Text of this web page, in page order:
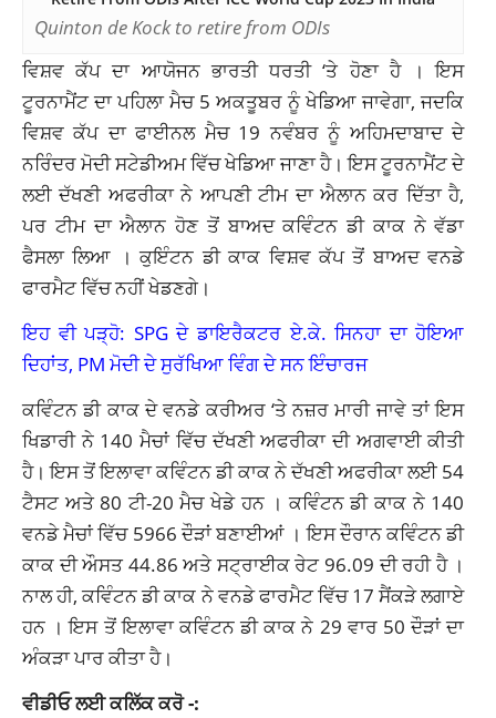
Quinton de Kock to retire from ODIs
ਵਿਸ਼ਵ ਕੱਪ ਦਾ ਆਯੋਜਨ ਭਾਰਤੀ ਧਰਤੀ ‘ਤੇ ਹੋਣਾ ਹੈ । ਇਸ
ਟੂਰਨਾਮੈਂਟ ਦਾ ਪਹਿਲਾ ਮੈਚ 5 ਅਕਤੂਬਰ ਨੂੰ ਖੇਡਿਆ ਜਾਵੇਗਾ, ਜਦਕਿ
ਵਿਸ਼ਵ ਕੱਪ ਦਾ ਫਾਈਨਲ ਮੈਚ 19 ਨਵੰਬਰ ਨੂੰ ਅਹਿਮਦਾਬਾਦ ਦੇ
ਨਰਿੰਦਰ ਮੋਦੀ ਸਟੇਡੀਅਮ ਵਿੱਚ ਖੇਡਿਆ ਜਾਣਾ ਹੈ। ਇਸ ਟੂਰਨਾਮੈਂਟ ਦੇ
ਲਈ ਦੱਖਣੀ ਅਫਰੀਕਾ ਨੇ ਆਪਣੀ ਟੀਮ ਦਾ ਐਲਾਨ ਕਰ ਦਿੱਤਾ ਹੈ,
ਪਰ ਟੀਮ ਦਾ ਐਲਾਨ ਹੋਣ ਤੋਂ ਬਾਅਦ ਕਵਿੰਟਨ ਡੀ ਕਾਕ ਨੇ ਵੱਡਾ
ਫੈਸਲਾ ਲਿਆ । ਕੁਇੰਟਨ ਡੀ ਕਾਕ ਵਿਸ਼ਵ ਕੱਪ ਤੋਂ ਬਾਅਦ ਵਨਡੇ
ਫਾਰਮੈਟ ਵਿੱਚ ਨਹੀਂ ਖੇਡਣਗੇ।
ਇਹ ਵੀ ਪੜ੍ਹੋ: SPG ਦੇ ਡਾਇਰੈਕਟਰ ਏ.ਕੇ. ਸਿਨਹਾ ਦਾ ਹੋਇਆ
ਦਿਹਾਂਤ, PM ਮੋਦੀ ਦੇ ਸੁਰੱਖਿਆ ਵਿੰਗ ਦੇ ਸਨ ਇੰਚਾਰਜ
ਕਵਿੰਟਨ ਡੀ ਕਾਕ ਦੇ ਵਨਡੇ ਕਰੀਅਰ ‘ਤੇ ਨਜ਼ਰ ਮਾਰੀ ਜਾਵੇ ਤਾਂ ਇਸ
ਖਿਡਾਰੀ ਨੇ 140 ਮੈਚਾਂ ਵਿੱਚ ਦੱਖਣੀ ਅਫਰੀਕਾ ਦੀ ਅਗਵਾਈ ਕੀਤੀ
ਹੈ। ਇਸ ਤੋਂ ਇਲਾਵਾ ਕਵਿੰਟਨ ਡੀ ਕਾਕ ਨੇ ਦੱਖਣੀ ਅਫਰੀਕਾ ਲਈ 54
ਟੈਸਟ ਅਤੇ 80 ਟੀ-20 ਮੈਚ ਖੇਡੇ ਹਨ । ਕਵਿੰਟਨ ਡੀ ਕਾਕ ਨੇ 140
ਵਨਡੇ ਮੈਚਾਂ ਵਿੱਚ 5966 ਦੌੜਾਂ ਬਣਾਈਆਂ । ਇਸ ਦੌਰਾਨ ਕਵਿੰਟਨ ਡੀ
ਕਾਕ ਦੀ ਔਸਤ 44.86 ਅਤੇ ਸਟ੍ਰਾਈਕ ਰੇਟ 96.09 ਦੀ ਰਹੀ ਹੈ ।
ਨਾਲ ਹੀ, ਕਵਿੰਟਨ ਡੀ ਕਾਕ ਨੇ ਵਨਡੇ ਫਾਰਮੈਟ ਵਿੱਚ 17 ਸੈਂਕੜੇ ਲਗਾਏ
ਹਨ । ਇਸ ਤੋਂ ਇਲਾਵਾ ਕਵਿੰਟਨ ਡੀ ਕਾਕ ਨੇ 29 ਵਾਰ 50 ਦੌੜਾਂ ਦਾ
ਅੰਕੜਾ ਪਾਰ ਕੀਤਾ ਹੈ।
ਵੀਡੀਓ ਲਈ ਕਲਿੱਕ ਕਰੋ -: